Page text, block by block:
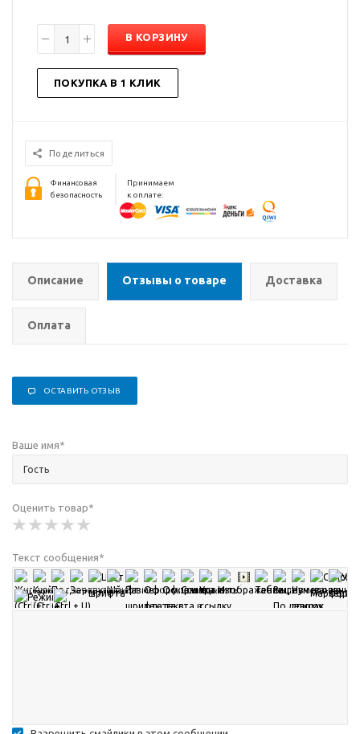
В КОРЗИНУ
ПОКУПКА В 1 КЛИК
Поделиться
Финансовая
безопасность
Принимаем
к оплате:
Описание Отзывы о товаре Доставка
Оплата
ОСТАВИТЬ ОТЗЫВ
Ваше имя*
Оценить товар*
Текст сообщения*